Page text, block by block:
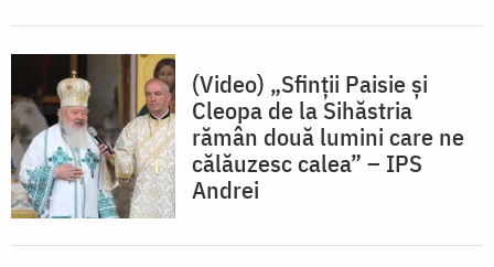
(Video) „Sfinții Paisie și
Cleopa de la Sihăstria
rămân două lumini care ne
călăuzesc calea” – IPS
Andrei